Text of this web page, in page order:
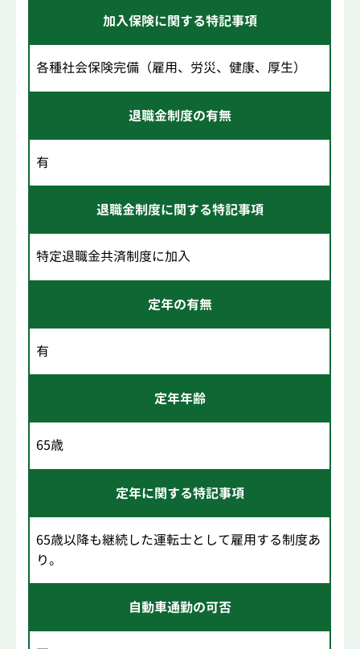
加入保険に関する特記事項
各種社会保険完備（雇用、労災、健康、厚生）
退職金制度の有無
有
退職金制度に関する特記事項
特定退職金共済制度に加入
定年の有無
有
定年年齢
65歳
定年に関する特記事項
65歳以降も継続した運転士として雇用する制度あ
り。
自動車通勤の可否